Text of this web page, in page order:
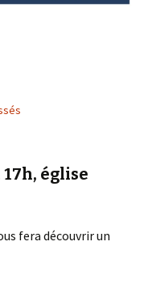
église
fera découvrir un